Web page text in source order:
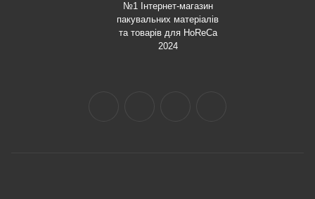
№1 Інтернет-магазин
пакувальних матеріалів
та товарів для HoReCa
2024